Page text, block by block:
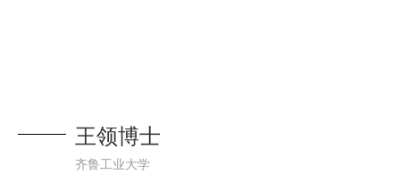
王领博士
齐鲁工业大学